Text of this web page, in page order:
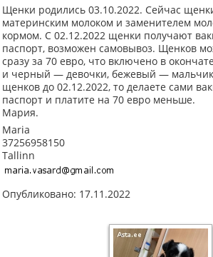
Щенки родились 03.10.2022. Сейчас
материнским молоком и заменителем
кормом. С 02.12.2022 щенки получают
паспорт, возможен самовывоз. Щенков
сразу за 70 евро, что включено в
и черный — девочки, бежевый —
щенков до 02.12.2022, то делаете сами
паспорт и платите на 70 евро меньше.
Мария.
Maria
37256958150
Tallinn
Опубликовано: 17.11.2022